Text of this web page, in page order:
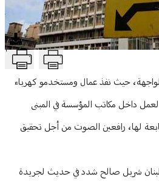
مصير حقوق عمال الكهرباء؟ T
حيث نفذ عمال ومستخدمو كهرباء
داخل مكاتب المؤسسة في المبنى
لها، رافعين الصوت من أجل تحقيق
شربل صالح شدد في حديث لجريدة